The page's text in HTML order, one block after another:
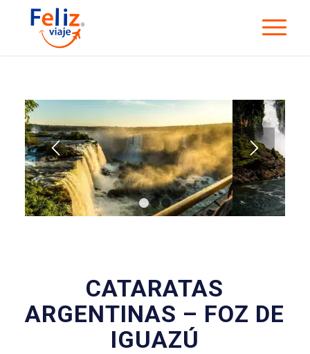
1 2
CATARATAS
ARGENTINAS – FOZ DE
IGUAZÚ